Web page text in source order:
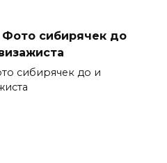
сибирячек до
сибирячек до и